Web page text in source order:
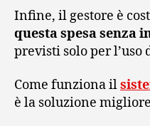
Infine, il gestore è
questa spesa senza
previsti solo per l’uso
Come funziona il
è la soluzione